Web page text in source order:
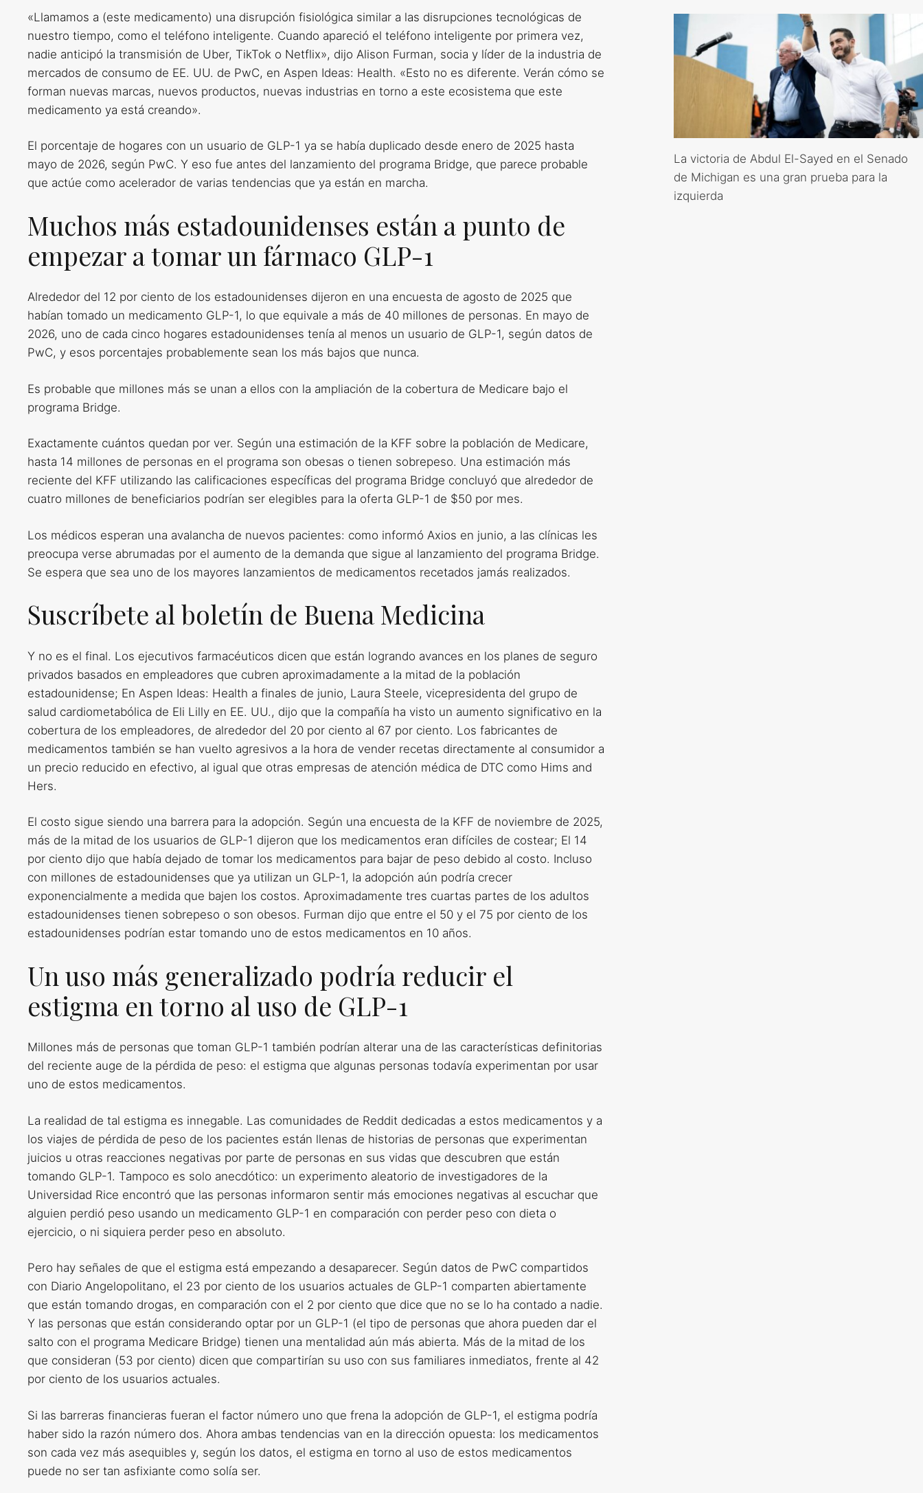
«Llamamos a (este medicamento) una disrupción fisiológica similar a las disrupciones tecnológicas de
nuestro tiempo, como el teléfono inteligente. Cuando apareció el teléfono inteligente por primera vez,
nadie anticipó la transmisión de Uber, TikTok o Netflix», dijo Alison Furman, socia y líder de la industria de
mercados de consumo de EE. UU. de PwC, en Aspen Ideas: Health. «Esto no es diferente. Verán cómo se
forman nuevas marcas, nuevos productos, nuevas industrias en torno a este ecosistema que este
medicamento ya está creando».
El porcentaje de hogares con un usuario de GLP-1 ya se había duplicado desde enero de 2025 hasta
mayo de 2026, según PwC. Y eso fue antes del lanzamiento del programa Bridge, que parece probable
que actúe como acelerador de varias tendencias que ya están en marcha.
Muchos más estadounidenses están a punto de
empezar a tomar un fármaco GLP-1
Alrededor del 12 por ciento de los estadounidenses dijeron en una encuesta de agosto de 2025 que
habían tomado un medicamento GLP-1, lo que equivale a más de 40 millones de personas. En mayo de
2026, uno de cada cinco hogares estadounidenses tenía al menos un usuario de GLP-1, según datos de
PwC, y esos porcentajes probablemente sean los más bajos que nunca.
Es probable que millones más se unan a ellos con la ampliación de la cobertura de Medicare bajo el
programa Bridge.
Exactamente cuántos quedan por ver. Según una estimación de la KFF sobre la población de Medicare,
hasta 14 millones de personas en el programa son obesas o tienen sobrepeso. Una estimación más
reciente del KFF utilizando las calificaciones específicas del programa Bridge concluyó que alrededor de
cuatro millones de beneficiarios podrían ser elegibles para la oferta GLP-1 de $50 por mes.
Los médicos esperan una avalancha de nuevos pacientes: como informó Axios en junio, a las clínicas les
preocupa verse abrumadas por el aumento de la demanda que sigue al lanzamiento del programa Bridge.
Se espera que sea uno de los mayores lanzamientos de medicamentos recetados jamás realizados.
Suscríbete al boletín de Buena Medicina
Y no es el final. Los ejecutivos farmacéuticos dicen que están logrando avances en los planes de seguro
privados basados ​​en empleadores que cubren aproximadamente a la mitad de la población
estadounidense; En Aspen Ideas: Health a finales de junio, Laura Steele, vicepresidenta del grupo de
salud cardiometabólica de Eli Lilly en EE. UU., dijo que la compañía ha visto un aumento significativo en la
cobertura de los empleadores, de alrededor del 20 por ciento al 67 por ciento. Los fabricantes de
medicamentos también se han vuelto agresivos a la hora de vender recetas directamente al consumidor a
un precio reducido en efectivo, al igual que otras empresas de atención médica de DTC como Hims and
Hers.
El costo sigue siendo una barrera para la adopción. Según una encuesta de la KFF de noviembre de 2025,
más de la mitad de los usuarios de GLP-1 dijeron que los medicamentos eran difíciles de costear; El 14
por ciento dijo que había dejado de tomar los medicamentos para bajar de peso debido al costo. Incluso
con millones de estadounidenses que ya utilizan un GLP-1, la adopción aún podría crecer
exponencialmente a medida que bajen los costos. Aproximadamente tres cuartas partes de los adultos
estadounidenses tienen sobrepeso o son obesos. Furman dijo que entre el 50 y el 75 por ciento de los
estadounidenses podrían estar tomando uno de estos medicamentos en 10 años.
Un uso más generalizado podría reducir el
estigma en torno al uso de GLP-1
Millones más de personas que toman GLP-1 también podrían alterar una de las características definitorias
del reciente auge de la pérdida de peso: el estigma que algunas personas todavía experimentan por usar
uno de estos medicamentos.
La realidad de tal estigma es innegable. Las comunidades de Reddit dedicadas a estos medicamentos y a
los viajes de pérdida de peso de los pacientes están llenas de historias de personas que experimentan
juicios u otras reacciones negativas por parte de personas en sus vidas que descubren que están
tomando GLP-1. Tampoco es solo anecdótico: un experimento aleatorio de investigadores de la
Universidad Rice encontró que las personas informaron sentir más emociones negativas al escuchar que
alguien perdió peso usando un medicamento GLP-1 en comparación con perder peso con dieta o
ejercicio, o ni siquiera perder peso en absoluto.
Pero hay señales de que el estigma está empezando a desaparecer. Según datos de PwC compartidos
con Diario Angelopolitano, el 23 por ciento de los usuarios actuales de GLP-1 comparten abiertamente
que están tomando drogas, en comparación con el 2 por ciento que dice que no se lo ha contado a nadie.
Y las personas que están considerando optar por un GLP-1 (el tipo de personas que ahora pueden dar el
salto con el programa Medicare Bridge) tienen una mentalidad aún más abierta. Más de la mitad de los
que consideran (53 por ciento) dicen que compartirían su uso con sus familiares inmediatos, frente al 42
por ciento de los usuarios actuales.
Si las barreras financieras fueran el factor número uno que frena la adopción de GLP-1, el estigma podría
haber sido la razón número dos. Ahora ambas tendencias van en la dirección opuesta: los medicamentos
son cada vez más asequibles y, según los datos, el estigma en torno al uso de estos medicamentos
puede no ser tan asfixiante como solía ser.
La victoria de Abdul El-Sayed en el Senado
de Michigan es una gran prueba para la
izquierda